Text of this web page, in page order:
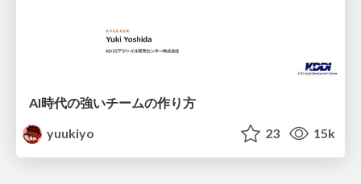
AI時代の強いチームの作り方
yuukiyo
23 15k